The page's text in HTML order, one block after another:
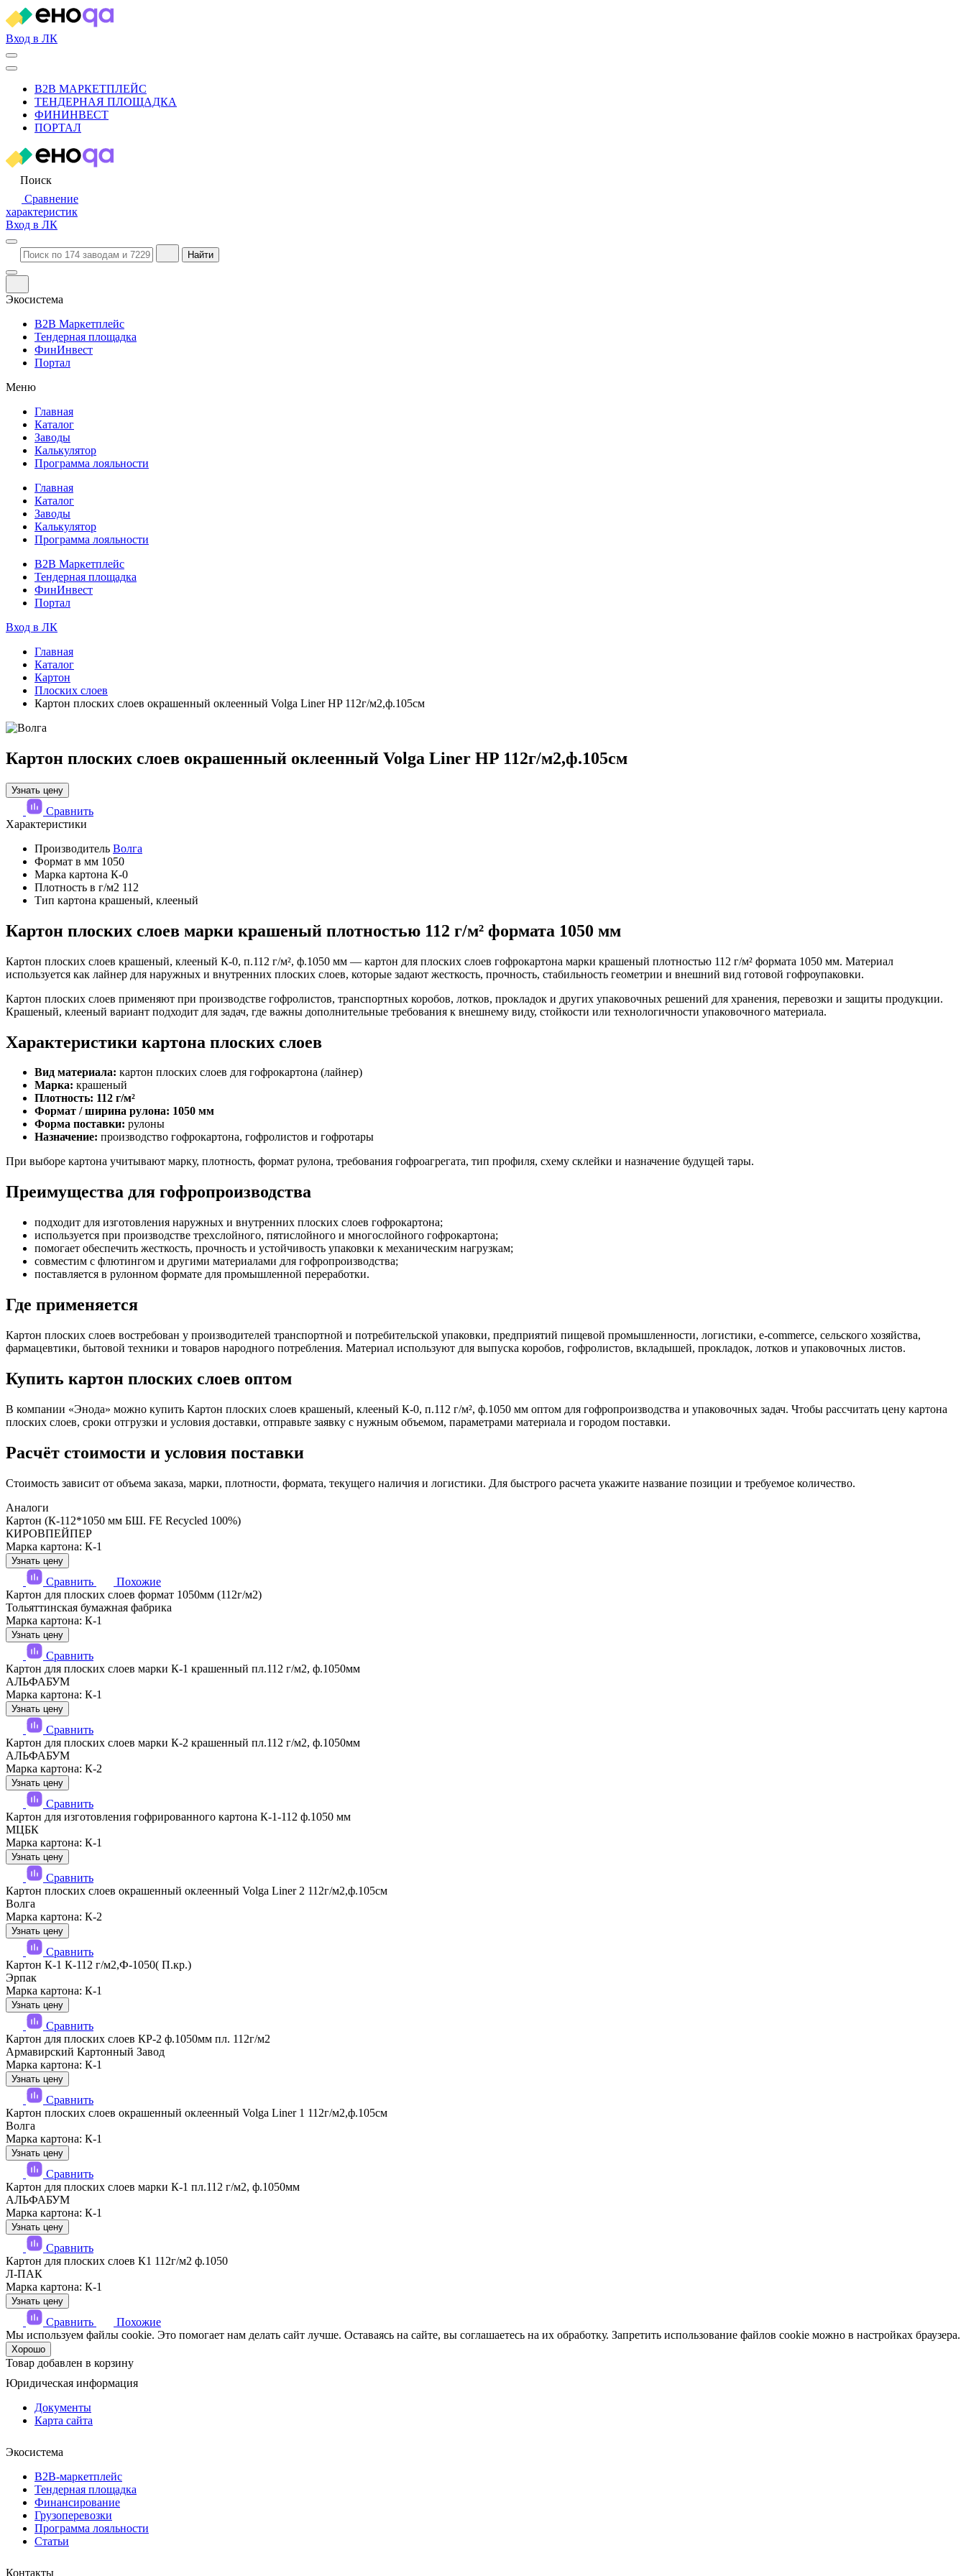
Вход в ЛК
B2B МАРКЕТПЛЕЙС
ТЕНДЕРНАЯ ПЛОЩАДКА
ФИНИНВЕСТ
ПОРТАЛ
Поиск
Сравнение
характеристик
Вход в ЛК
Найти
Экосистема
B2B Маркетплейс
Тендерная площадка
ФинИнвест
Портал
Меню
Главная
Каталог
Заводы
Калькулятор
Программа лояльности
Главная
Каталог
Заводы
Калькулятор
Программа лояльности
B2B Маркетплейс
Тендерная площадка
ФинИнвест
Портал
Вход в ЛК
Главная
Каталог
Картон
Плоских слоев
Картон плоских слоев окрашенный оклеенный Volga Liner HP 112г/м2,ф.105см
Картон плоских слоев окрашенный оклеенный Volga Liner HP 112г/м2,ф.105см
Узнать цену
Сравнить
Характеристики
Производитель Волга
Формат в мм 1050
Марка картона К-0
Плотность в г/м2 112
Тип картона крашеный, клееный
Картон плоских слоев марки крашеный плотностью 112 г/м² формата 1050 мм
Картон плоских слоев крашеный, клееный К-0, п.112 г/м², ф.1050 мм — картон для плоских слоев гофрокартона марки крашеный плотностью 112 г/м² формата 1050 мм. Материал
используется как лайнер для наружных и внутренних плоских слоев, которые задают жесткость, прочность, стабильность геометрии и внешний вид готовой гофроупаковки.
Картон плоских слоев применяют при производстве гофролистов, транспортных коробов, лотков, прокладок и других упаковочных решений для хранения, перевозки и защиты продукции.
Крашеный, клееный вариант подходит для задач, где важны дополнительные требования к внешнему виду, стойкости или технологичности упаковочного материала.
Характеристики картона плоских слоев
Вид материала: картон плоских слоев для гофрокартона (лайнер)
Марка: крашеный
Плотность: 112 г/м²
Формат / ширина рулона: 1050 мм
Форма поставки: рулоны
Назначение: производство гофрокартона, гофролистов и гофротары
При выборе картона учитывают марку, плотность, формат рулона, требования гофроагрегата, тип профиля, схему склейки и назначение будущей тары.
Преимущества для гофропроизводства
подходит для изготовления наружных и внутренних плоских слоев гофрокартона;
используется при производстве трехслойного, пятислойного и многослойного гофрокартона;
помогает обеспечить жесткость, прочность и устойчивость упаковки к механическим нагрузкам;
совместим с флютингом и другими материалами для гофропроизводства;
поставляется в рулонном формате для промышленной переработки.
Где применяется
Картон плоских слоев востребован у производителей транспортной и потребительской упаковки, предприятий пищевой промышленности, логистики, e-commerce, сельского хозяйства,
фармацевтики, бытовой техники и товаров народного потребления. Материал используют для выпуска коробов, гофролистов, вкладышей, прокладок, лотков и упаковочных листов.
Купить картон плоских слоев оптом
В компании «Энода» можно купить Картон плоских слоев крашеный, клееный К-0, п.112 г/м², ф.1050 мм оптом для гофропроизводства и упаковочных задач. Чтобы рассчитать цену картона
плоских слоев, сроки отгрузки и условия доставки, отправьте заявку с нужным объемом, параметрами материала и городом поставки.
Расчёт стоимости и условия поставки
Стоимость зависит от объема заказа, марки, плотности, формата, текущего наличия и логистики. Для быстрого расчета укажите название позиции и требуемое количество.
Аналоги
Картон (К-112*1050 мм БШ. FE Recycled 100%)
КИРОВПЕЙПЕР
Марка картона: К-1
Узнать цену
Сравнить
Похожие
Картон для плоских слоев формат 1050мм (112г/м2)
Тольяттинская бумажная фабрика
Марка картона: К-1
Узнать цену
Сравнить
Картон для плоских слоев марки К-1 крашенный пл.112 г/м2, ф.1050мм
АЛЬФАБУМ
Марка картона: К-1
Узнать цену
Сравнить
Картон для плоских слоев марки К-2 крашенный пл.112 г/м2, ф.1050мм
АЛЬФАБУМ
Марка картона: К-2
Узнать цену
Сравнить
Картон для изготовления гофрированного картона К-1-112 ф.1050 мм
МЦБК
Марка картона: К-1
Узнать цену
Сравнить
Картон плоских слоев окрашенный оклеенный Volga Liner 2 112г/м2,ф.105см
Волга
Марка картона: К-2
Узнать цену
Сравнить
Картон К-1 К-112 г/м2,Ф-1050( П.кр.)
Эрпак
Марка картона: К-1
Узнать цену
Сравнить
Картон для плоских слоев КР-2 ф.1050мм пл. 112г/м2
Армавирский Картонный Завод
Марка картона: К-1
Узнать цену
Сравнить
Картон плоских слоев окрашенный оклеенный Volga Liner 1 112г/м2,ф.105см
Волга
Марка картона: К-1
Узнать цену
Сравнить
Картон для плоских слоев марки К-1 пл.112 г/м2, ф.1050мм
АЛЬФАБУМ
Марка картона: К-1
Узнать цену
Сравнить
Картон для плоских слоев К1 112г/м2 ф.1050
Л-ПАК
Марка картона: К-1
Узнать цену
Сравнить
Похожие
Мы используем файлы cookie. Это помогает нам делать сайт лучше. Оставаясь на сайте, вы соглашаетесь на их обработку. Запретить использование файлов cookie можно в настройках браузера.
Хорошо
Товар добавлен в корзину
Юридическая информация
Документы
Карта сайта
Экосистема
B2B‑маркетплейс
Тендерная площадка
Финансирование
Грузоперевозки
Программа лояльности
Статьи
Контакты